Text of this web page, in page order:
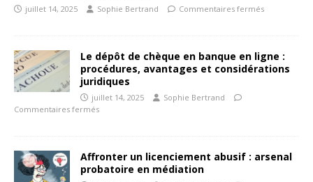
juillet 14, 2025 Sophie Bertrand Commentaires fermés
Le dépôt de chèque en banque en ligne :
procédures, avantages et considérations
juridiques
juillet 14, 2025
Sophie Bertrand
Commentaires fermés
Affronter un licenciement abusif : arsenal
probatoire en médiation